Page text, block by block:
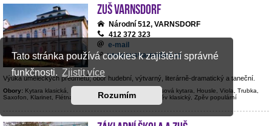
Tato stránka používá cookies k zajištění správné
funkčnosti. Zjistit více
Rozumím
ZUŠ Varnsdorf
Národní 512, VARNSDORF
412 372 323
e-mail
www.zusvarnsdorf.cz
Výuka uměleckých předmětů; obor hudební, výtvarný, literárně-dramatický a taneční.
Obory: Kytara klasická, Kytara elektrická, Kontrabas, Basová kytara, Housle, Viola, Trubka,
Saxofon, Klarinet, Flétna, Hoboj, Klavír, Bicí nástroje, Zpěv klasický, Zpěv populární